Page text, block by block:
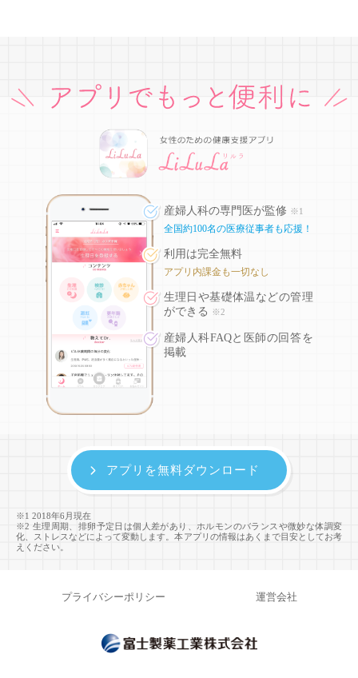
産婦人科の専門医が監修 ※1
全国約100名の医療従事者も応援！
利用は完全無料
アプリ内課金も一切なし
生理日や基礎体温などの管理
ができる
※2
産婦人科FAQと医師の回答を
掲載
※1 2018年6月現在
※2 生理周期、排卵予定日は個人差があり、ホルモンのバランスや微妙な体調変
化、ストレスなどによって変動します。本アプリの情報はあくまで目安としてお考
えください。
アプリを無料ダウンロード
プライバシーポリシー 運営会社